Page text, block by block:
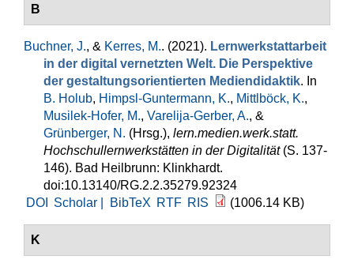
B
Buchner, J., & Kerres, M.. (2021). Lernwerkstattarbeit
in der digital vernetzten Welt. Die Perspektive
der gestaltungsorientierten Mediendidaktik. In
B. Holub, Himpsl-Guntermann, K., Mittlböck, K.,
Musilek-Hofer, M., Varelija-Gerber, A., &
Grünberger, N. (Hrsg.), lern.medien.werk.statt.
Hochschullernwerkstätten in der Digitalität(S. 137-
146). Bad Heilbrunn: Klinkhardt.
doi:10.13140/RG.2.2.35279.92324
DOI
Scholar | BibTeX RTF RIS (1006.14 KB)
K